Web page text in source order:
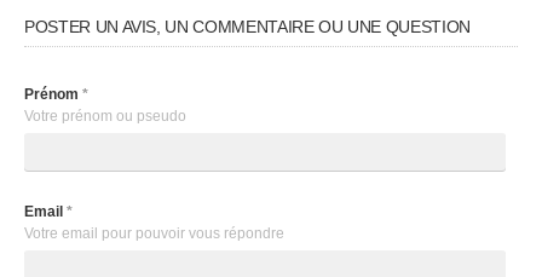
POSTER UN AVIS, UN COMMENTAIRE OU UNE QUESTION
Prénom *
Votre prénom ou pseudo
Email *
Votre email pour pouvoir vous répondre